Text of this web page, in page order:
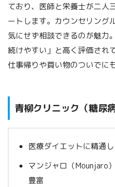
ており、医師と栄養士が二人
ートします。カウンセリング
気にせず相談できるのが魅力
続けやすい」と高く評価され
仕事帰りや買い物のついでに
青柳クリニック（糖尿
医療ダイエットに精通
マンジャロ（Mounjaro
豊富